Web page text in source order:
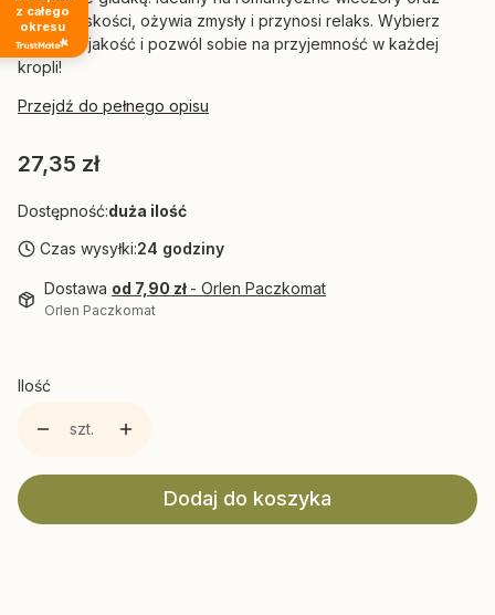
chwile bliskości, ożywia zmysły i przynosi relaks. Wybierz
naturalną jakość i pozwól sobie na przyjemność w każdej
kropli!
Przejdź do pełnego opisu
Cena
27,35 zł
Dostępność:duża ilość
Czas wysyłki:24 godziny
Dostawa od 7,90 zł - Orlen Paczkomat
Orlen Paczkomat
Ilość
szt.
Dodaj do koszyka
z całego
okresu